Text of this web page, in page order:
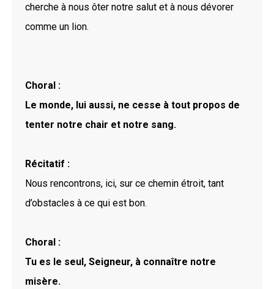
cherche à nous ôter notre salut et à nous dévorer
comme un lion.
Choral :
Le monde, lui aussi, ne cesse à tout propos de
tenter notre chair et notre sang.
Récitatif :
Nous rencontrons, ici, sur ce chemin étroit, tant
d’obstacles à ce qui est bon.
Choral :
Tu es le seul, Seigneur, à connaître notre
misère.